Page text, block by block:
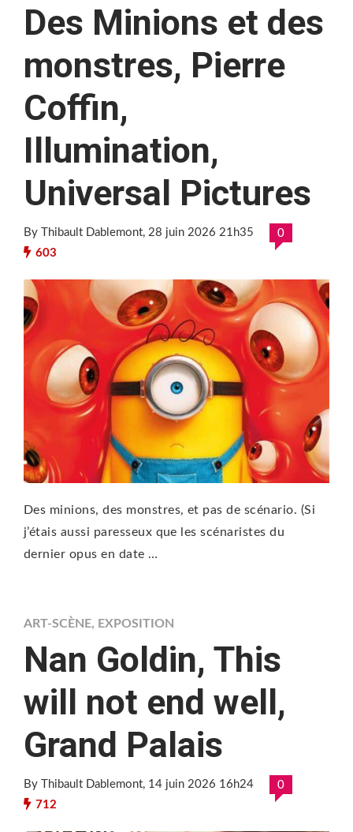
Des Minions et des
monstres, Pierre
Coffin,
Illumination,
Universal Pictures
By Thibault Dablemont, 28 juin 2026 21h35
0
603
Des minions, des monstres, et pas de scénario. (Si
j’étais aussi paresseux que les scénaristes du
dernier opus en date …
ART-SCÈNE, EXPOSITION
Nan Goldin, This
will not end well,
Grand Palais
By Thibault Dablemont, 14 juin 2026 16h24
0
712